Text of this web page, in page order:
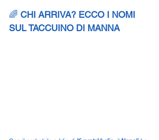
🌈 CHI ARRIVA? ECCO I NOMI
SUL TACCUINO DI MANNA